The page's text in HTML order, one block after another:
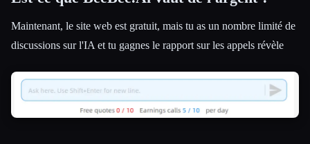
Maintenant, le site web est gratuit, mais tu as un nombre limité de
discussions sur l'IA et tu gagnes le rapport sur les appels révèle